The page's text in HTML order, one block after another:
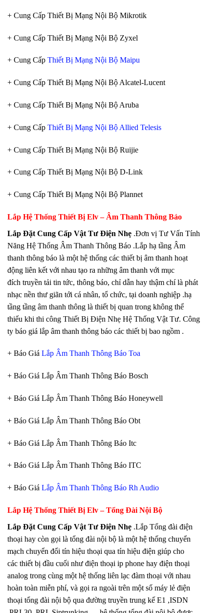
+ Cung Cấp Thiết Bị Mạng Nội Bộ Mikrotik
+ Cung Cấp Thiết Bị Mạng Nội Bộ Zyxel
+ Cung Cấp Thiết Bị Mạng Nội Bộ Maipu
+ Cung Cấp Thiết Bị Mạng Nội Bộ Alcatel-Lucent
+ Cung Cấp Thiết Bị Mạng Nội Bộ Aruba
+ Cung Cấp Thiết Bị Mạng Nội Bộ Allied Telesis
+ Cung Cấp Thiết Bị Mạng Nội Bộ Ruijie
+ Cung Cấp Thiết Bị Mạng Nội Bộ D-Link
+ Cung Cấp Thiết Bị Mạng Nội Bộ Plannet
Lắp Hệ Thống Thiết Bị Elv – Âm Thanh Thông Báo
Lắp Đặt Cung Cấp Vật Tư Điện Nhẹ .Đơn vị Tư Vấn Tính
Năng Hệ Thống Âm Thanh Thông Báo .Lắp hạ tầng Âm
thanh thông báo là một hệ thống các thiết bị âm thanh hoạt
động liên kết với nhau tạo ra những âm thanh với mục
đích truyền tải tin tức, thông báo, chỉ dẫn hay thậm chí là phát
nhạc nền thư giãn tới cá nhân, tổ chức, tại doanh nghiệp .hạ
tầng tầng âm thanh thông là thiết bị quan trong không thể
thiếu khi thi công Thiết Bị Điện Nhẹ Hệ Thống Vật Tư. Công
ty báo giá lắp âm thanh thông báo các thiết bị bao ngồm .
+ Báo Giá Lắp Âm Thanh Thông Báo Toa
+ Báo Giá Lắp Âm Thanh Thông Báo Bosch
+ Báo Giá Lắp Âm Thanh Thông Báo Honeywell
+ Báo Giá Lắp Âm Thanh Thông Báo Obt
+ Báo Giá Lắp Âm Thanh Thông Báo Itc
+ Báo Giá Lắp Âm Thanh Thông Báo ITC
+ Báo Giá Lắp Âm Thanh Thông Báo Rh Audio
Lắp Hệ Thống Thiết Bị Elv – Tổng Đài Nội Bộ
Lắp Đặt Cung Cấp Vật Tư Điện Nhẹ .Lắp Tổng đài điện
thoại hay còn gọi là tổng đài nội bộ là một hệ thống chuyển
mạch chuyển đổi tín hiệu thoại qua tín hiệu điện giúp cho
các thiết bị đầu cuối như điện thoại ip phone hay điện thoại
analog trong cùng một hệ thống liên lạc đàm thoại với nhau
hoàn toàn miễn phí, và gọi ra ngoài trên một số máy lẻ điện
thoại tổng đài nội bộ qua đường truyền trung kế E1 ,ISDN